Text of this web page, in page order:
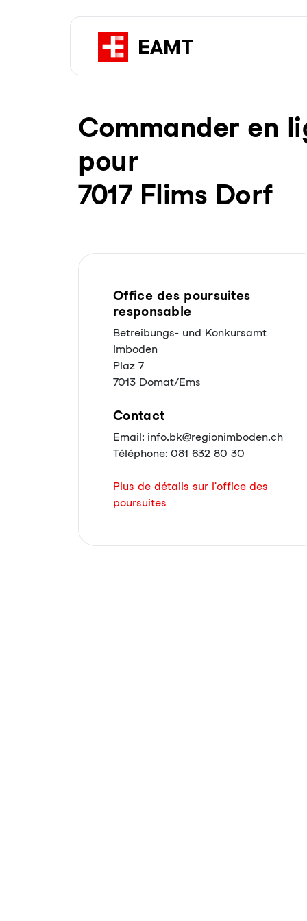
Com­man­der en
pour
7017 Flims Dorf
Office des poursuites
responsable
Betreibungs- und Konkursamt
Imboden
Plaz 7
7013 Domat/Ems
Contact
Email: info.bk@regionimboden.ch
Téléphone: 081 632 80 30
Plus de détails sur l'office des
poursuites